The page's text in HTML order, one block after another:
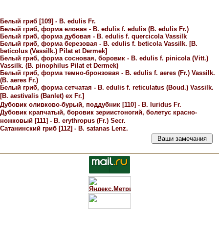
Белый гриб [109] - В. edulis Fr.
Белый гриб, форма еловая - B. edulis f. edulis (В. edulis Fr.)
Белый гриб, форма дубовая - B. edulis f. quercicola Vassilk
Белый гриб, форма березовая - В. edulis f. beticola Vassilk. [В.
beticolus (Vassilk.) Pilat et Dermek]
Белый гриб, форма сосновая, боровик - В. edulis f. pinicola (Vitt.)
Vassilk. (В. pinophilus Pilat et Dermek)
Белый гриб, форма темно-бронзовая - В. edulis f. aeres (Fr.) Vassilk.
(В. aeres Fr.)
Белый гриб, форма сетчатая - В. edulis f. reticulatus (Boud.) Vassilk.
[В. aestivalis (Banlet) ex Fr.]
Дубовик оливково-бурый, поддубник [110] - В. luridus Fr.
Дубовик крапчатый, боровик зериистоногий, болетус красно-
ножковый [111] - В. erythropus (Fr.) Secr.
Сатанинский гриб [112] - В. satanas Lenz.